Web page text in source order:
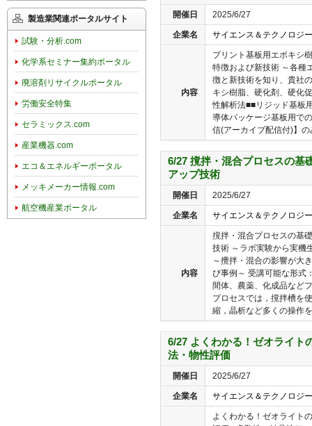
開催日 2025/6/27
企業名 サイエンス＆テクノロジ
内容
プリント基板用エポキシ
特徴および新技術 ～各種
徴と新技術を知り、貴社
キシ樹脂、硬化剤、硬化
性解析法■■リジッド基板
導体パッケージ基板用で
信(アーカイブ配信付)】の
6/27 撹拌・混合プロセスの基
アップ技術
開催日 2025/6/27
企業名 サイエンス＆テクノロジ
内容
撹拌・混合プロセスの基
技術 ～ラボ実験から実機
～攪拌・混合の影響が大
び事例～ 受講可能な形
間体、農薬、化成品など
プロセスでは，撹拌槽を
縮，晶析など多くの操作
6/27 よくわかる！ゼオライト
法・物性評価
開催日 2025/6/27
企業名 サイエンス＆テクノロジ
よくわかる！ゼオライト
製造業関連ポータルサイト
試験・分析.com
化学系セミナー集約ポータル
廃溶剤リサイクルポータル
労働安全特集
セラミックス.com
産業機器.com
エコ＆エネルギーポータル
メッキメーカー情報.com
航空機産業ポータル